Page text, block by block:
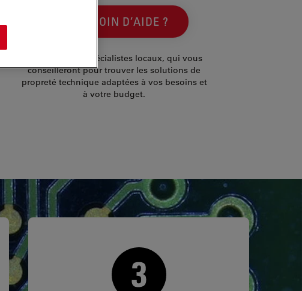
BESOIN D’AIDE ?
Contactez nos spécialistes locaux, qui vous
conseilleront pour trouver les solutions de
propreté technique adaptées à vos besoins et
à votre budget.